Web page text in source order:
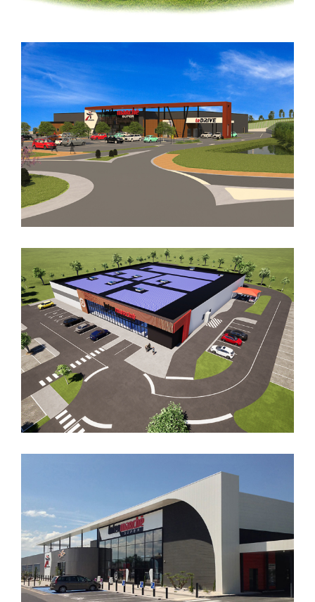
CREATION D’UN INTERMARCHE
SERVAS
CREATION D’UN INTERMARCHE
CREATION D’UN INTERMARCHE